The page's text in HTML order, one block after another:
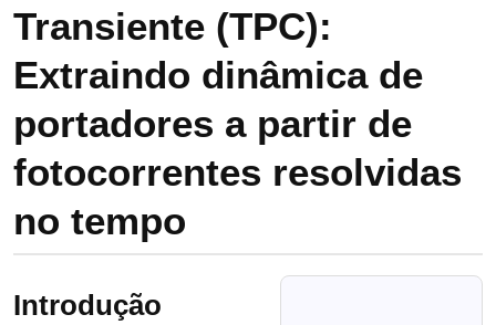
Transiente (TPC):
Extraindo dinâmica de
portadores a partir de
fotocorrentes resolvidas
no tempo
Introdução